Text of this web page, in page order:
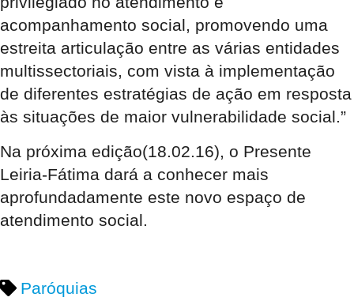
acompanhamento social, promovendo uma
estreita articulação entre as várias entidades
multissectoriais, com vista à implementação
de diferentes estratégias de ação em resposta
às situações de maior vulnerabilidade social.”
Na próxima edição(18.02.16), o Presente
Leiria-Fátima dará a conhecer mais
aprofundadamente este novo espaço de
atendimento social.
Paróquias